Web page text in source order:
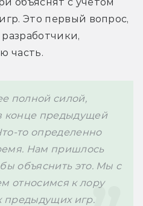
Это первый вопрос,
часть.
полной силой,
конце предыдущей
то определенно
Нам пришлось
объяснить это. Мы с
относимся к лору
предыдущих игр.